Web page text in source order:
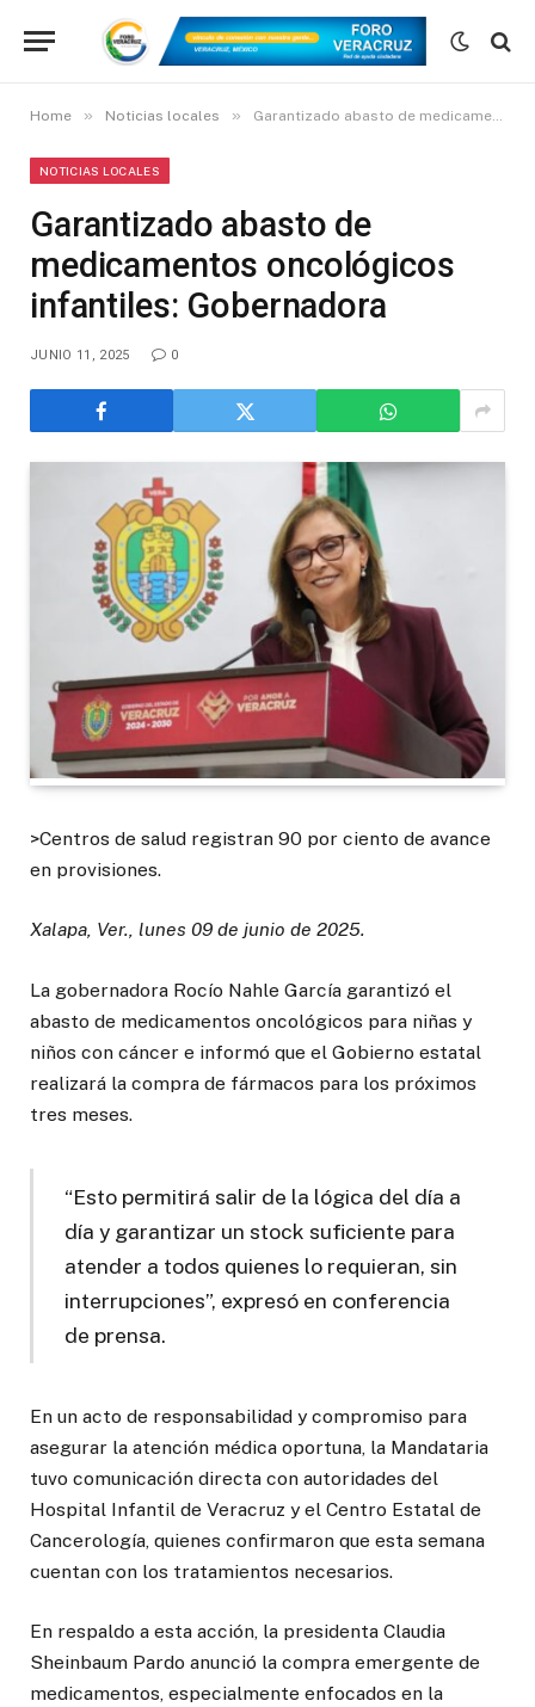
Home » Noticias locales » Garantizado abasto de medicamentos oncológicos infantiles: Gobernadora
NOTICIAS LOCALES
Garantizado abasto de
medicamentos oncológicos
infantiles: Gobernadora
JUNIO 11, 2025 0
>Centros de salud registran 90 por ciento de avance
en provisiones.
Xalapa, Ver., lunes 09 de junio de 2025.
La gobernadora Rocío Nahle García garantizó el
abasto de medicamentos oncológicos para niñas y
niños con cáncer e informó que el Gobierno estatal
realizará la compra de fármacos para los próximos
tres meses.
“Esto permitirá salir de la lógica del día a
día y garantizar un stock suficiente para
atender a todos quienes lo requieran, sin
interrupciones”, expresó en conferencia
de prensa.
En un acto de responsabilidad y compromiso para
asegurar la atención médica oportuna, la Mandataria
tuvo comunicación directa con autoridades del
Hospital Infantil de Veracruz y el Centro Estatal de
Cancerología, quienes confirmaron que esta semana
cuentan con los tratamientos necesarios.
En respaldo a esta acción, la presidenta Claudia
Sheinbaum Pardo anunció la compra emergente de
medicamentos, especialmente enfocados en la